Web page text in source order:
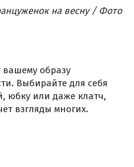
на весну / Фото
вашему образу
Выбирайте для себя
юбку или даже клатч,
взгляды многих.